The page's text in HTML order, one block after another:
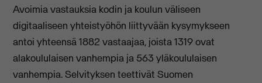
Avoimia vastauksia kodin ja koulun väliseen
digitaaliseen yhteistyöhön liittyvään kysymykseen
antoi yhteensä 1882 vastaajaa, joista 1319 ovat
alakoululaisen vanhempia ja 563 yläkoululaisen
vanhempia. Selvityksen teettivät Suomen